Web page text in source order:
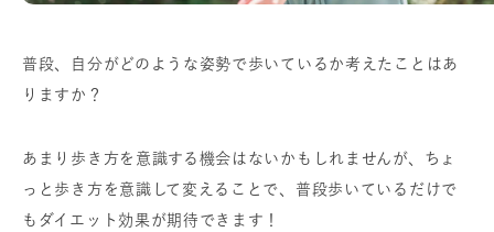
普段、自分がどのような姿勢で歩いているか考えたことはあ
りますか？
あまり歩き方を意識する機会はないかもしれませんが、ちょ
っと歩き方を意識して変えることで、普段歩いているだけで
もダイエット効果が期待できます！